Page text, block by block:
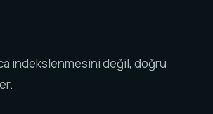
indekslenmesini değil, doğru